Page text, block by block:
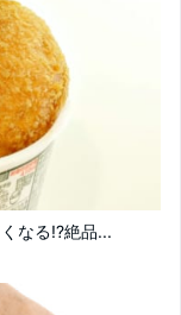
なる!?絶品...